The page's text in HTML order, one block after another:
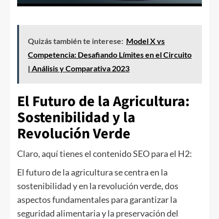
Quizás también te interese: Model X vs
Competencia: Desafiando Límites en el Circuito
| Análisis y Comparativa 2023
El Futuro de la Agricultura:
Sostenibilidad y la
Revolución Verde
Claro, aquí tienes el contenido SEO para el H2:
El futuro de la agricultura se centra en la
sostenibilidad y en la revolución verde, dos
aspectos fundamentales para garantizar la
seguridad alimentaria y la preservación del